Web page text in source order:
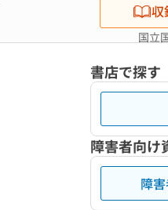
収
国立
書店で探す
障害者向け
障